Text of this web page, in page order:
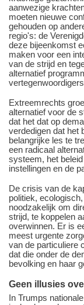
aanwezige
moeten nieuwe
gehouden op
regio's: de
deze bijeenkomst
maken voor een
van de strijd en
alternatief
Extreemrechts
alternatief voor de
dat het dat op
verdedigen dat het
belangrijke les te
een radicaal
systeem, het
instellingen en de
De crisis van de
politiek,
noodzakelijk om
strijd, te koppelen
overwinnen. Er is
meest urgente
van de particuliere
dat die onder de
bevolking en haar
Geen illusies
In Trumps